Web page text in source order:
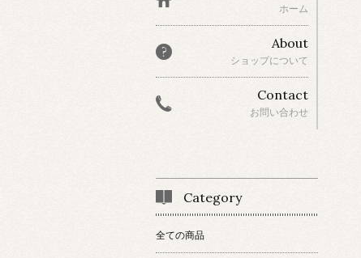
ホーム
About
ショップについて
Contact
お問い合わせ
Category
全ての商品